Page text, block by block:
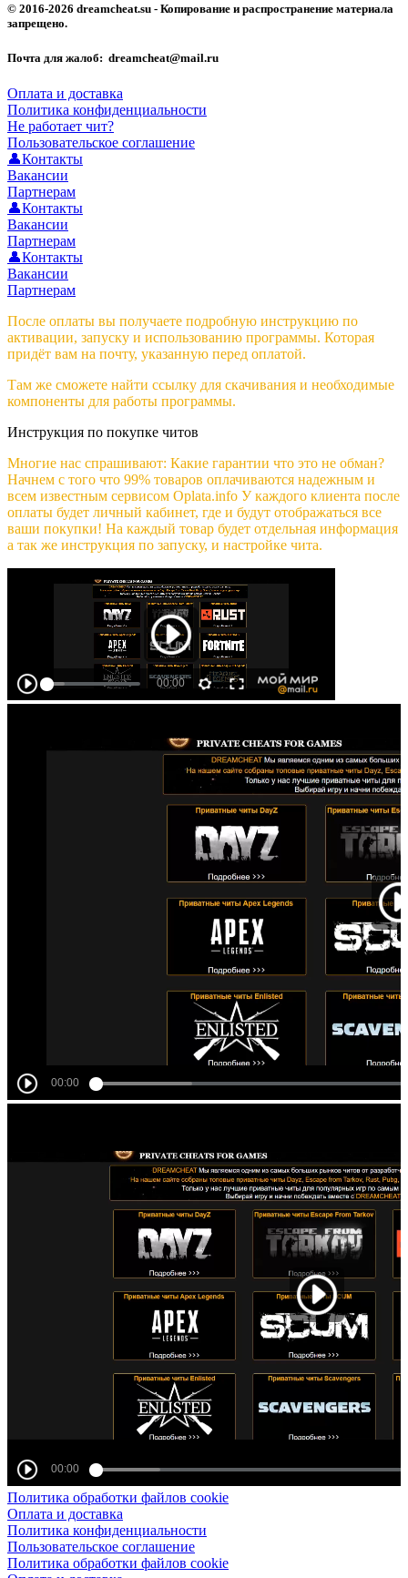
© 2016-2026 dreamcheat.su - Копирование и распространение материала
запрещено.
Почта для жалоб: dreamcheat@mail.ru
Оплата и доставка
Политика конфиденциальности
Не работает чит?
Пользовательское соглашение
👤Контакты
Вакансии
Партнерам
👤Контакты
Вакансии
Партнерам
👤Контакты
Вакансии
Партнерам
После оплаты вы получаете подробную инструкцию по
активации, запуску и использованию программы. Которая
придёт вам на почту, указанную перед оплатой.
Там же сможете найти ссылку для скачивания и необходимые
компоненты для работы программы.
Инструкция по покупке читов
Многие нас спрашивают: Какие гарантии что это не обман?
Начнем с того что 99% товаров оплачиваются надежным и
всем известным сервисом Oplata.info У каждого клиента после
оплаты будет личный кабинет, где и будут отображаться все
ваши покупки! На каждый товар будет отдельная информация
а так же инструкция по запуску, и настройке чита.
Политика обработки файлов cookie
Оплата и доставка
Политика конфиденциальности
Пользовательское соглашение
Политика обработки файлов cookie